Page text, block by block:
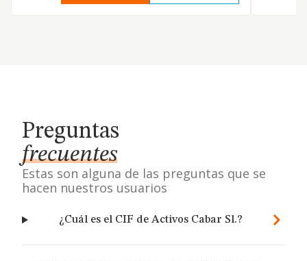
Preguntas
frecuentes
Estas son alguna de las preguntas que se
hacen nuestros usuarios
¿Cuál es el CIF de Activos Cabar Sl.?